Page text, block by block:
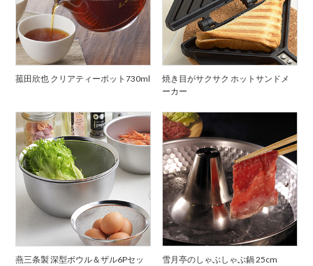
菰田欣也 クリアティーポット730ml
焼き目がサクサク ホットサンドメ
ーカー
燕三条製 深型ボウル＆ザル6Pセッ
雪月亭のしゃぶしゃぶ鍋 25cm